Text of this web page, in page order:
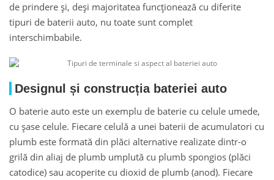
de prindere și, deși majoritatea funcționează cu diferite
tipuri de baterii auto, nu toate sunt complet
interschimbabile.
Designul și construcția bateriei auto
O baterie auto este un exemplu de baterie cu celule umede,
cu șase celule. Fiecare celulă a unei baterii de acumulatori cu
plumb este formată din plăci alternative realizate dintr-o
grilă din aliaj de plumb umplută cu plumb spongios (plăci
catodice) sau acoperite cu dioxid de plumb (anod). Fiecare